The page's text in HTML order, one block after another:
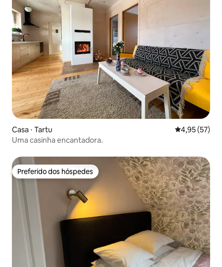
Casa ⋅ Tartu 4,95 de uma
4,95 (57)
Uma casinha encantadora.
Preferido dos hóspedes
Preferido dos hóspedes